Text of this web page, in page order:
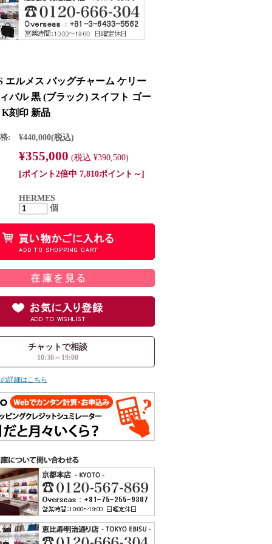
エルメス バッグチャーム ケリー
バル 黒 (ブラック) スイフト ゴー
刻印 新品
: ¥440,000(税込)
¥355,000 (税込 ¥390,500)
[ポイント2倍中 7,810ポイント～]
HERMES
個
チャットで相談
10:30～19:00
詳細はこちら